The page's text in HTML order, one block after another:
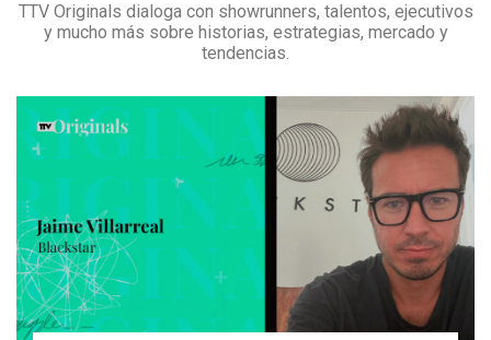
TTV Originals dialoga con showrunners, talentos, ejecutivos
y mucho más sobre historias, estrategias, mercado y
tendencias.